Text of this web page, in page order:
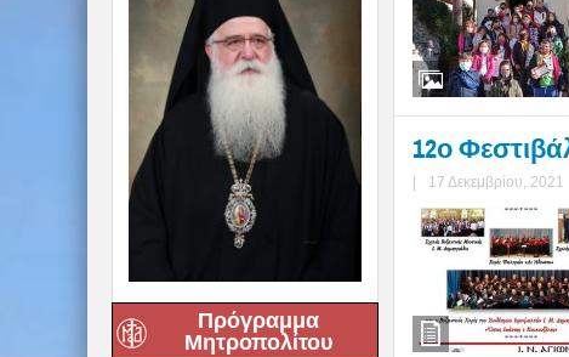
Πρόγραμμα
Μητροπολίτου
12ο
17 Δεκεμβρίου, 2021